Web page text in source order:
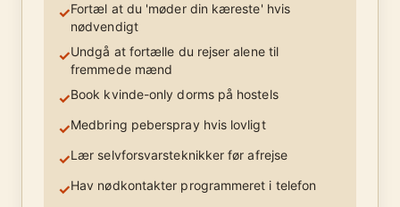
✓Fortæl at du 'møder din kæreste' hvis
nødvendigt
✓Undgå at fortælle du rejser alene til
fremmede mænd
✓Book kvinde-only dorms på hostels
✓Medbring peberspray hvis lovligt
✓Lær selvforsvarsteknikker før afrejse
✓Hav nødkontakter programmeret i telefon